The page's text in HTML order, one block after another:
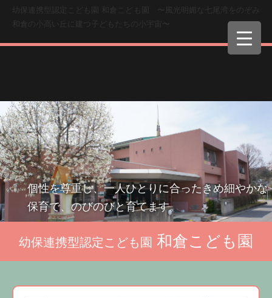
幼保連携型認定こども園 和倉こども園 〜風光明媚な七尾湾をのぞみ
和倉の小高い丘に建つ子どもたちの小宇宙〜
個性を尊重し、一人ひとりに合ったきめ細やかな
保育で、のびのびと育てます。
幼保連携型認定こども園 和倉こども園